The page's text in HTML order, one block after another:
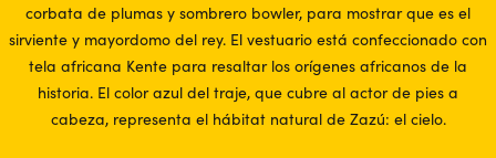
corbata de plumas y sombrero bowler, para mostrar que es el
sirviente y mayordomo del rey. El vestuario está confeccionado con
tela africana Kente para resaltar los orígenes africanos de la
historia. El color azul del traje, que cubre al actor de pies a
cabeza, representa el hábitat natural de Zazú: el cielo.